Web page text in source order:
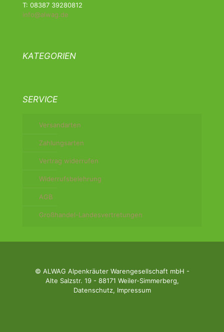
T: 08387 39280812
info@alwag.de
KATEGORIEN
SERVICE
Versandarten
Zahlungsarten
Vertrag widerrufen
Widerrufsbelehrung
AGB
Großhandel-Landesvertretungen
© ALWAG Alpenkräuter Warengesellschaft mbH -
Alte Salzstr. 19 - 88171 Weiler-Simmerberg,
Datenschutz, Impressum